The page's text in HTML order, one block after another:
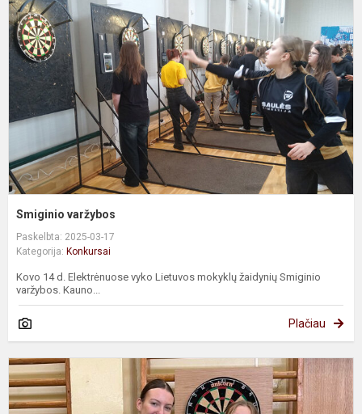
Smiginio varžybos
Paskelbta: 2025-03-17
Kategorija: Konkursai
Kovo 14 d. Elektrėnuose vyko Lietuvos mokyklų žaidynių Smiginio
varžybos. Kauno...
Plačiau